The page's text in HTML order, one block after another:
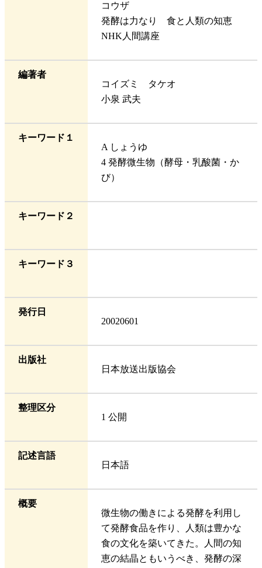
コウザ
発酵は力なり 食と人類の知恵
NHK人間講座
編著者
コイズミ タケオ
小泉 武夫
キーワード１
A しょうゆ
4 発酵微生物（酵母・乳酸菌・か
び）
キーワード２
キーワード３
発行日
20020601
出版社
日本放送出版協会
整理区分
1 公開
記述言語
日本語
概要
微生物の働きによる発酵を利用し
て発酵食品を作り、人類は豊かな
食の文化を築いてきた。人間の知
恵の結晶ともいうべき、発酵の深